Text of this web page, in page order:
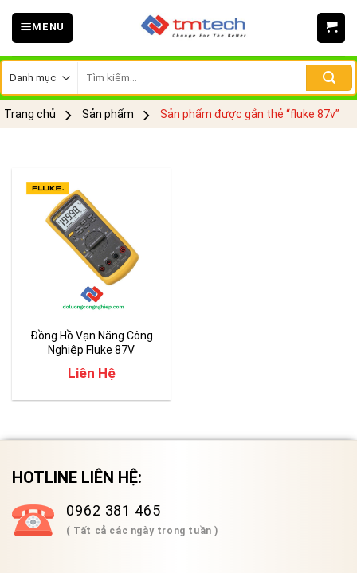
Skip
MENU
kiếm:
Trang chủ Sản phẩm Sản phẩm được gắn thẻ “fluke 87v”
Đồng Hồ Vạn Năng Công
Nghiệp Fluke 87V
Liên Hệ
HOTLINE LIÊN HỆ:
0962 381 465
( Tất cả các ngày trong tuần )